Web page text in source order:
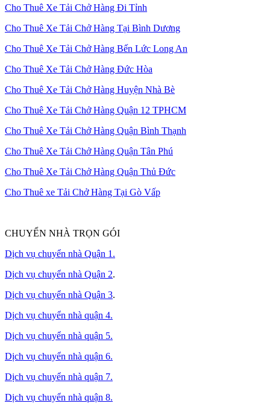
Cho Thuê Xe Tải Chở Hàng Đi Tỉnh
Cho Thuê Xe Tải Chở Hàng Tại Bình Dương
Cho Thuê Xe Tải Chở Hàng Bến Lức Long An
Cho Thuê Xe Tải Chở Hàng Đức Hòa
Cho Thuê Xe Tải Chở Hàng Huyện Nhà Bè
Cho Thuê Xe Tải Chở Hàng Quận 12 TPHCM
Cho Thuê Xe Tải Chở Hàng Quận Bình Thạnh
Cho Thuê Xe Tải Chở Hàng Quận Tân Phú
Cho Thuê Xe Tải Chở Hàng Quận Thủ Đức
Cho Thuê xe Tải Chở Hàng Tại Gò Vấp
CHUYỂN NHÀ TRỌN GÓI
Dịch vụ chuyển nhà Quận 1.
Dịch vụ chuyển nhà Quận 2.
Dịch vụ chuyển nhà Quận 3.
Dịch vụ chuyển nhà quận 4.
Dịch vụ chuyển nhà quận 5.
Dịch vụ chuyển nhà quận 6.
Dịch vụ chuyển nhà quận 7.
Dịch vụ chuyển nhà quận 8.